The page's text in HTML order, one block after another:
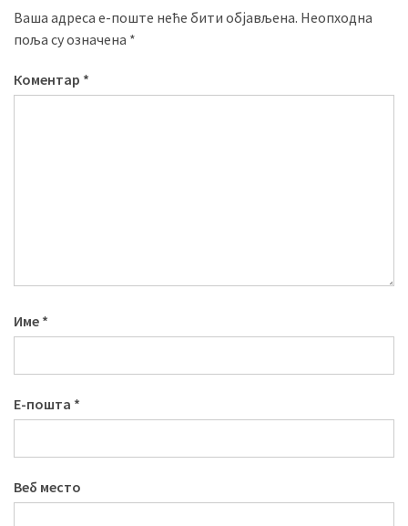
Ваша адреса е-поште неће бити објављена. Неопходна
поља су означена *
Коментар *
Име *
Е-пошта *
Веб место